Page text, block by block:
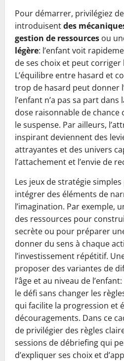
Pour démarrer, privilégiez
introduisentdes
gestion de ressources ou
légère: l’enfant voit
de ses choix et peut
L’équilibre entre hasard et
trop de hasard peut donner
l’enfant n’a pas sa part
dose raisonnable de chance
le suspense. Par ailleurs,
inspirant deviennent des
attrayantes et des univers
l’attachement et l’envie de
Les jeux de stratégie
intégrer des éléments de
l’imagination. Par exemple,
des ressources pour
secrète ou pour préparer
donner du sens à chaque
l’investissement répétitif.
proposer des variantes de
l’âge et au niveau de
le défi sans changer les
qui facilite la progression et
découragements. Dans ce
de privilégier des règles
sessions de débriefing qui
d’expliquer ses choix et